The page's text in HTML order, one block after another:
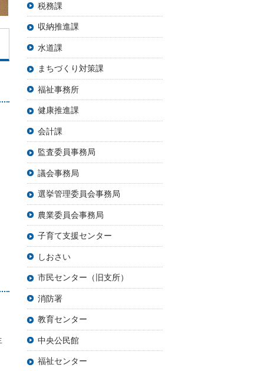
税務課
収納推進課
水道課
まちづくり対策課
福祉事務所
健康推進課
会計課
監査委員事務局
議会事務局
選挙管理委員会事務局
農業委員会事務局
子育て支援センター
しおさい
市民センター（旧支所）
消防署
教育センター
中央公民館
福祉センター